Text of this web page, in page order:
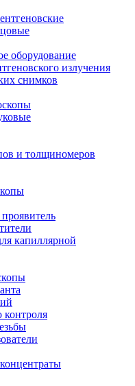
оборудование
излучения
снимков
и толщиномеров
капиллярной
контроля